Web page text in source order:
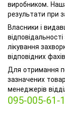
виробником.
результати при
Власники і
лікування
відповідних
Для отримання
зазначених
менеджерів
095-005-61-